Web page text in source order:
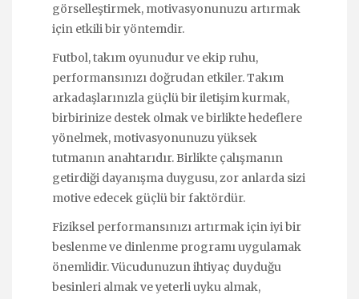
görselleştirmek, motivasyonunuzu artırmak
için etkili bir yöntemdir.
Futbol, takım oyunudur ve ekip ruhu,
performansınızı doğrudan etkiler. Takım
arkadaşlarınızla güçlü bir iletişim kurmak,
birbirinize destek olmak ve birlikte hedeflere
yönelmek, motivasyonunuzu yüksek
tutmanın anahtarıdır. Birlikte çalışmanın
getirdiği dayanışma duygusu, zor anlarda sizi
motive edecek güçlü bir faktördür.
Fiziksel performansınızı artırmak için iyi bir
beslenme ve dinlenme programı uygulamak
önemlidir. Vücudunuzun ihtiyaç duyduğu
besinleri almak ve yeterli uyku almak,